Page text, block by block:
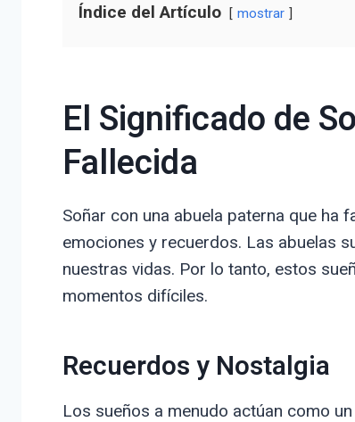
Índice del Artículo mostrar
El Significado de
Fallecida
Soñar con una abuela paterna que ha
emociones y recuerdos. Las abuelas
nuestras vidas. Por lo tanto, estos
momentos difíciles.
Recuerdos y Nostalgia
Los sueños a menudo actúan como